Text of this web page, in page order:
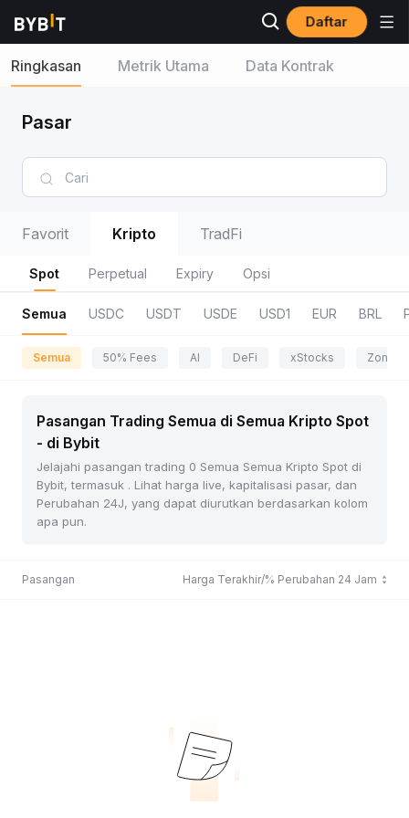
Daftar
Ringkasan Metrik Utama Data Kontrak
Pasar
Favorit Kripto TradFi
Spot Perpetual Expiry Opsi
Semua USDC USDT USDE USD1 EUR BRL
Semua 50% Fees AI DeFi xStocks Zona
Pasangan Trading Semua di Semua Kripto Spot
- di Bybit
Jelajahi pasangan trading 0 Semua Semua Kripto Spot di
Bybit, termasuk . Lihat harga live, kapitalisasi pasar, dan
Perubahan 24J, yang dapat diurutkan berdasarkan kolom
apa pun.
Pasangan Harga Terakhir/% Perubahan 24 Jam